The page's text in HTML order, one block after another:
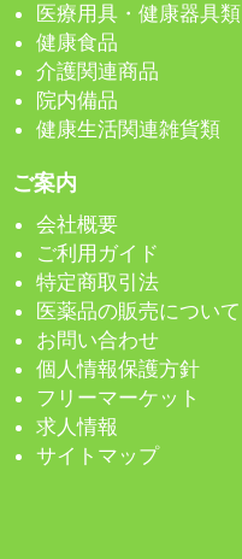
医療用具・健康器具類
健康食品
介護関連商品
院内備品
健康生活関連雑貨類
ご案内
会社概要
ご利用ガイド
特定商取引法
医薬品の販売について
お問い合わせ
個人情報保護方針
フリーマーケット
求人情報
サイトマップ